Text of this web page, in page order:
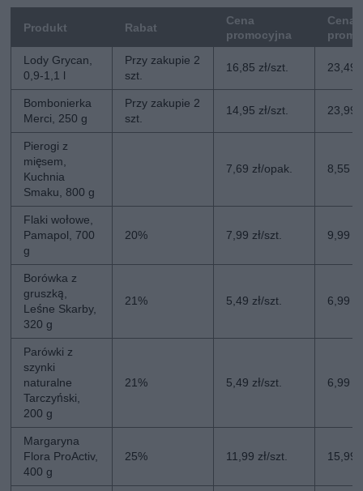
Produkt Rabat
Cena
promocyjna
Cena
Lody Grycan,
0,9-1,1 l
Przy zakupie 2
szt.
16,85 zł/szt. 23,49
Bombonierka
Merci, 250 g
Przy zakupie 2
szt.
14,95 zł/szt. 23,99
Pierogi z
mięsem,
Kuchnia
Smaku, 800 g
7,69 zł/opak. 8,55
Flaki wołowe,
Pamapol, 700
g
20% 7,99 zł/szt. 9,99
Borówka z
gruszką,
Leśne Skarby,
320 g
21% 5,49 zł/szt. 6,99
Parówki z
szynki
naturalne
Tarczyński,
200 g
21% 5,49 zł/szt. 6,99
Margaryna
Flora ProActiv,
400 g
25% 11,99 zł/szt. 15,99